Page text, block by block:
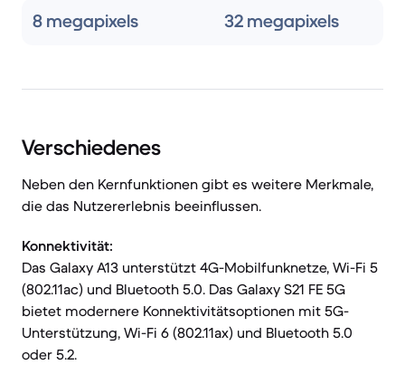
8 megapixels 32 megapixels
Verschiedenes
Neben den Kernfunktionen gibt es weitere Merkmale,
die das Nutzererlebnis beeinflussen.
Konnektivität:
Das Galaxy A13 unterstützt 4G-Mobilfunknetze, Wi-Fi 5
(802.11ac) und Bluetooth 5.0. Das Galaxy S21 FE 5G
bietet modernere Konnektivitätsoptionen mit 5G-
Unterstützung, Wi-Fi 6 (802.11ax) und Bluetooth 5.0
oder 5.2.